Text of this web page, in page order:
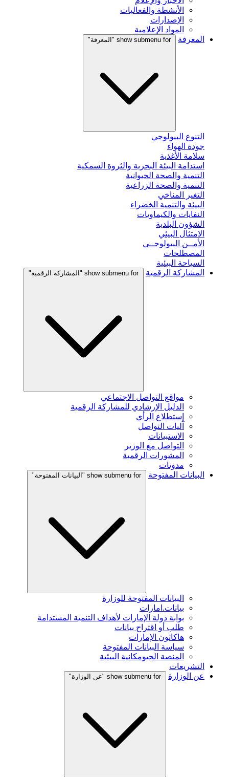
الأنشطة والفعاليات
الإصدارات
المواد الإعلامية
المعرفة
show submenu for "المعرفة"
التنوع البيولوجي
جودة الهواء
سلامة الأغذية
استدامة البيئة البحرية والثروة السمكية
التنمية والصحة الحيوانية
التنمية والصحة الزراعية
التغير المناخي
البيئة والتنمية الخضراء
النفايات والكيماويات
الشؤون البلدية
الامتثال البيئي
الأمــن البيولوجــي
المصطلحات
السياحة البيئية
المشاركة الرقمية
show submenu for "المشاركة الرقمية"
مواقع التواصل الاجتماعي
الدليل الإرشادي للمشاركة الرقمية
إستطلاع الرأي
آليات التواصل
الاستبيانات
التواصل مع الوزير
المشورات الرقمية
مدونات
البيانات المفتوحة
show submenu for "البيانات المفتوحة"
البيانات المفتوحة للوزارة
بيانات.امارات
بوابة دولة الإمارات لأهداف التنمية المستدامة
طلب أو اقتراح بيانات
هاكاثون الإمارات
سياسة البيانات المفتوحة
المنصة الجيومكانية البيئية
التشريعات
عن الوزارة
show submenu for "عن الوزارة"